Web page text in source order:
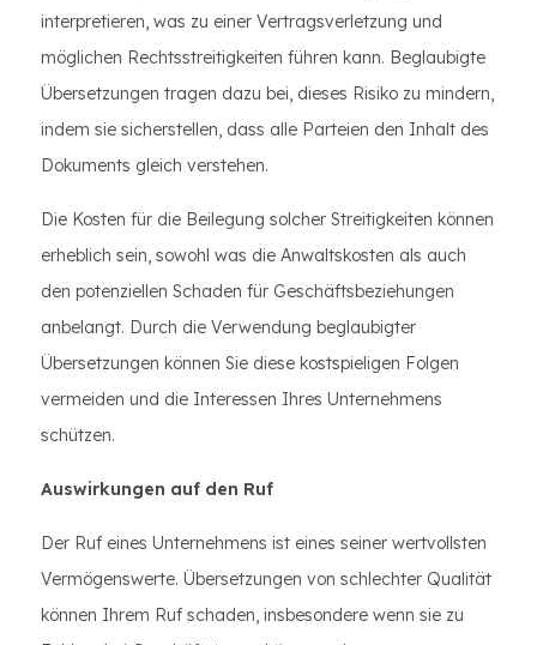
interpretieren, was zu einer Vertragsverletzung und
möglichen Rechtsstreitigkeiten führen kann. Beglaubigte
Übersetzungen tragen dazu bei, dieses Risiko zu mindern,
indem sie sicherstellen, dass alle Parteien den Inhalt des
Dokuments gleich verstehen.
Die Kosten für die Beilegung solcher Streitigkeiten können
erheblich sein, sowohl was die Anwaltskosten als auch
den potenziellen Schaden für Geschäftsbeziehungen
anbelangt. Durch die Verwendung beglaubigter
Übersetzungen können Sie diese kostspieligen Folgen
vermeiden und die Interessen Ihres Unternehmens
schützen.
Auswirkungen auf den Ruf
Der Ruf eines Unternehmens ist eines seiner wertvollsten
Vermögenswerte. Übersetzungen von schlechter Qualität
können Ihrem Ruf schaden, insbesondere wenn sie zu